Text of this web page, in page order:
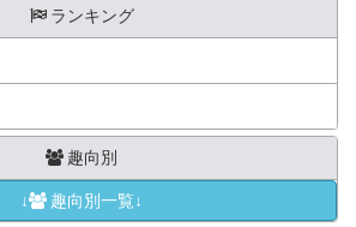
ランキング
趣向別
↓ 趣向別一覧↓